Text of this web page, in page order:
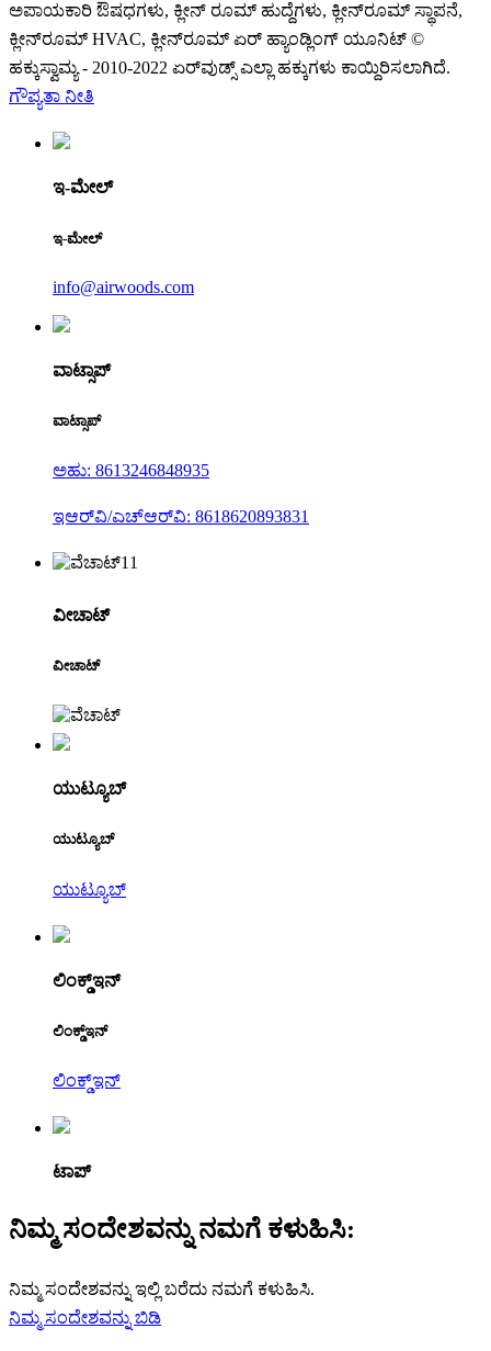
ಅಪಾಯಕಾರಿ ಔಷಧಗಳು, ಕ್ಲೀನ್ ರೂಮ್ ಹುದ್ದೆಗಳು, ಕ್ಲೀನ್‌ರೂಮ್ ಸ್ಥಾಪನೆ,
ಕ್ಲೀನ್‌ರೂಮ್ HVAC, ಕ್ಲೀನ್‌ರೂಮ್ ಏರ್ ಹ್ಯಾಂಡ್ಲಿಂಗ್ ಯೂನಿಟ್ ©
ಹಕ್ಕುಸ್ವಾಮ್ಯ - 2010-2022 ಏರ್‌ವುಡ್ಸ್ ಎಲ್ಲಾ ಹಕ್ಕುಗಳು ಕಾಯ್ದಿರಿಸಲಾಗಿದೆ.
ಗೌಪ್ಯತಾ ನೀತಿ
ಇ-ಮೇಲ್
ಇ-ಮೇಲ್
info@airwoods.com
ವಾಟ್ಸಾಪ್
ವಾಟ್ಸಾಪ್
ಅಹು: 8613246848935
ಇಆರ್‌ವಿ/ಎಚ್‌ಆರ್‌ವಿ: 8618620893831
ವೀಚಾಟ್
ವೀಚಾಟ್
ಯುಟ್ಯೂಬ್
ಯುಟ್ಯೂಬ್
ಯುಟ್ಯೂಬ್
ಲಿಂಕ್ಡ್ಇನ್
ಲಿಂಕ್ಡ್ಇನ್
ಲಿಂಕ್ಡ್ಇನ್
ಟಾಪ್
ನಿಮ್ಮ ಸಂದೇಶವನ್ನು ನಮಗೆ ಕಳುಹಿಸಿ:
ನಿಮ್ಮ ಸಂದೇಶವನ್ನು ಇಲ್ಲಿ ಬರೆದು ನಮಗೆ ಕಳುಹಿಸಿ.
ನಿಮ್ಮ ಸಂದೇಶವನ್ನು ಬಿಡಿ